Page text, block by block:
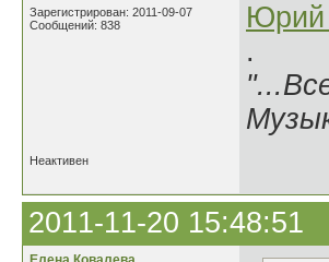
Зарегистрирован: 2011-09-07
Сообщений: 838
Юрий
.
Неактивен
2011-11-20 15:48:51